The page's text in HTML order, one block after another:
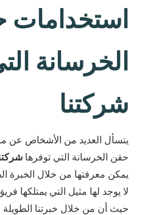
استخدامات
الخرسانة
شركتنا
يتسأل العديد من الأشخاص عن
حقن الخرسانة التي توفرها
يمكن معرفتها من خلال الخبرة
لا يوجد لها مثيل التي يمتلكها
حيث أن من خلال خبرتنا